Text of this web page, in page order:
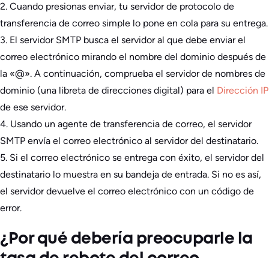
2. Cuando presionas enviar, tu servidor de protocolo de
transferencia de correo simple lo pone en cola para su entrega.
3. El servidor SMTP busca el servidor al que debe enviar el
correo electrónico mirando el nombre del dominio después de
la «@». A continuación, comprueba el servidor de nombres de
dominio (una libreta de direcciones digital) para el Dirección IP
de ese servidor.
4. Usando un agente de transferencia de correo, el servidor
SMTP envía el correo electrónico al servidor del destinatario.
5. Si el correo electrónico se entrega con éxito, el servidor del
destinatario lo muestra en su bandeja de entrada. Si no es así,
el servidor devuelve el correo electrónico con un código de
error.
¿Por qué debería preocuparle la